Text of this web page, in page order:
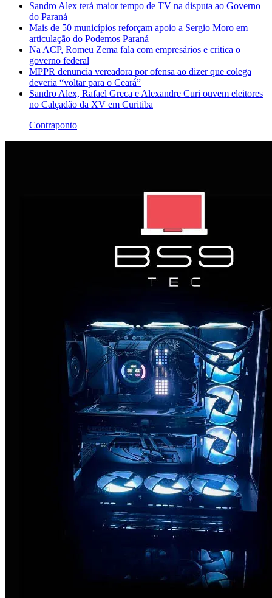
Sandro Alex terá maior tempo de TV na disputa ao Governo
do Paraná
Mais de 50 municípios reforçam apoio a Sergio Moro em
articulação do Podemos Paraná
Na ACP, Romeu Zema fala com empresários e critica o
governo federal
MPPR denuncia vereadora por ofensa ao dizer que colega
deveria “voltar para o Ceará”
Sandro Alex, Rafael Greca e Alexandre Curi ouvem eleitores
no Calçadão da XV em Curitiba
Contraponto